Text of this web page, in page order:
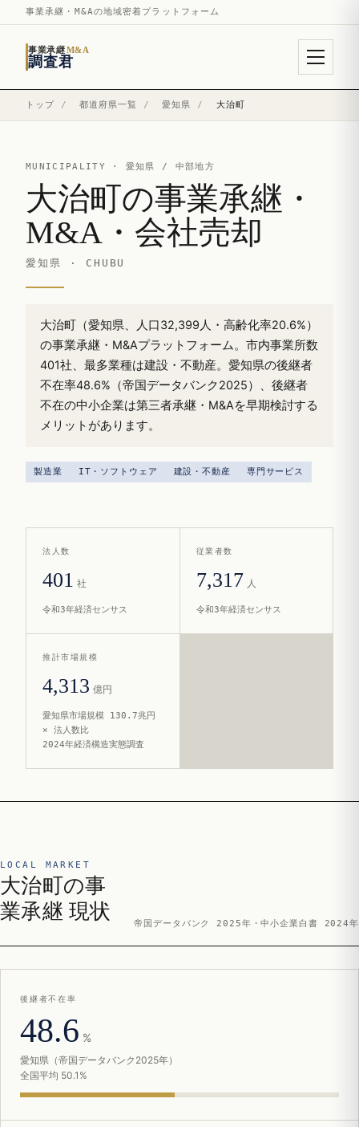
事業承継・M&Aの地域密着プラットフォーム
事業承継M&A
調査君
トップ / 都道府県一覧 / 愛知県 / 大治町
MUNICIPALITY · 愛知県 / 中部地方
大治町の事業承継・
M&A・会社売却
愛知県 · CHUBU
大治町（愛知県、人口32,399人・高齢化率20.6%）
の事業承継・M&Aプラットフォーム。市内事業所数
401社、最多業種は建設・不動産。愛知県の後継者
不在率48.6%（帝国データバンク2025）、後継者
不在の中小企業は第三者承継・M&Aを早期検討する
メリットがあります。
製造業 IT・ソフトウェア 建設・不動産 専門サービス
法人数
401 社
令和3年経済センサス
従業者数
7,317 人
令和3年経済センサス
推計市場規模
4,313 億円
愛知県市場規模 130.7兆円
× 法人数比
2024年経済構造実態調査
LOCAL MARKET
大治町の事
業承継 現状
帝国データバンク 2025年・中小企業白書 2024年
後継者不在率
48.6 %
愛知県（帝国データバンク2025年）
全国平均 50.1%